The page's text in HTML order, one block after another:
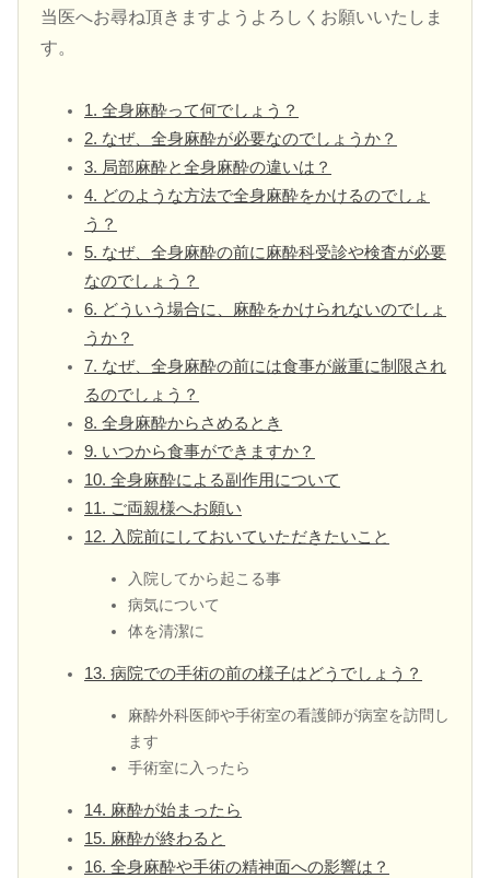
当医へお尋ね頂きますようよろしくお願いいたしま
す。
1. 全身麻酔って何でしょう？
2. なぜ、全身麻酔が必要なのでしょうか？
3. 局部麻酔と全身麻酔の違いは？
4. どのような方法で全身麻酔をかけるのでしょ
う？
5. なぜ、全身麻酔の前に麻酔科受診や検査が必要
なのでしょう？
6. どういう場合に、麻酔をかけられないのでしょ
うか？
7. なぜ、全身麻酔の前には食事が厳重に制限され
るのでしょう？
8. 全身麻酔からさめるとき
9. いつから食事ができますか？
10. 全身麻酔による副作用について
11. ご両親様へお願い
12. 入院前にしておいていただきたいこと
入院してから起こる事
病気について
体を清潔に
13. 病院での手術の前の様子はどうでしょう？
麻酔外科医師や手術室の看護師が病室を訪問し
ます
手術室に入ったら
14. 麻酔が始まったら
15. 麻酔が終わると
16. 全身麻酔や手術の精神面への影響は？